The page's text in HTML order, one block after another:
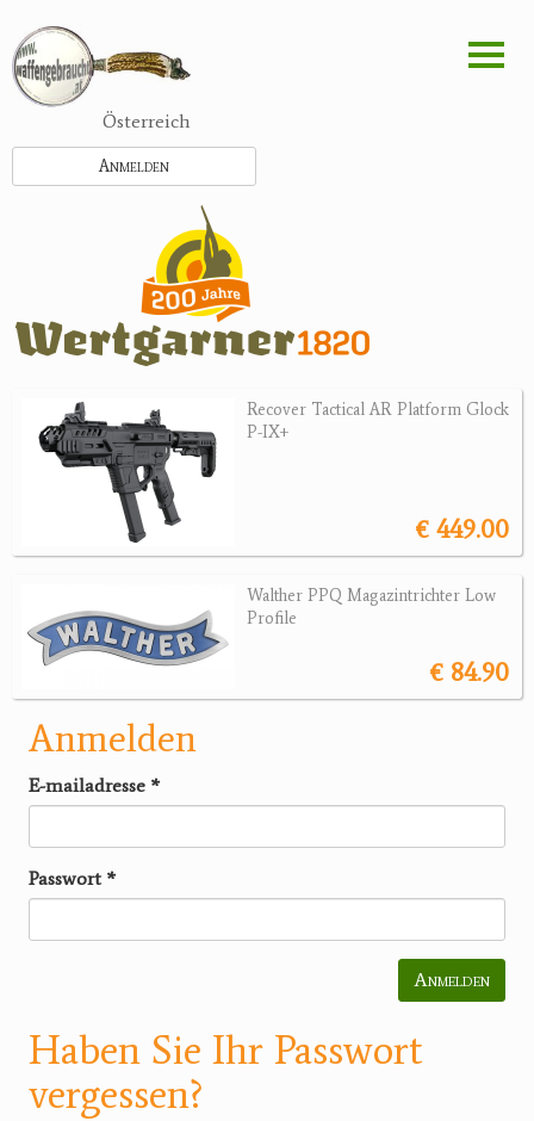
zum
Inhalt
Österreich
Anmelden
Recover Tactical AR Platform Glock
P-IX+
€ 449.00
Walther PPQ Magazintrichter Low
Profile
€ 84.90
Anmelden
E-mailadresse *
Passwort *
Anmelden
Haben Sie Ihr Passwort
vergessen?